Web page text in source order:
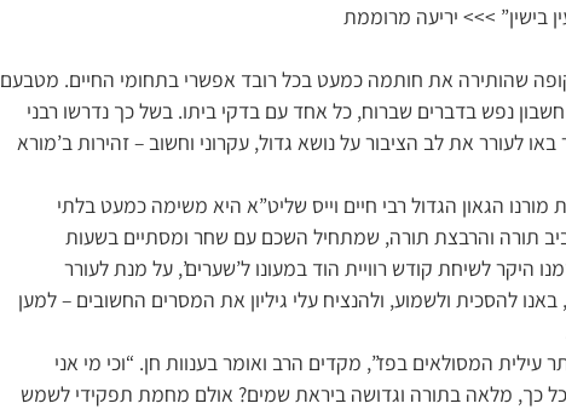
בישין” >>> יריעה מרוממת
שהותירה את חותמה כמעט בכל רובד אפשרי בתחומי החיים. מטבעם
נפש בדברים שברוח, כל אחד עם בדקי ביתו. בשל כך נדרשו רבני
לעורר את לב הציבור על נושא גדול, עקרוני וחשוב – זהירות ב’מורא
מורנו הגאון הגדול רבי חיים וייס שליט”א היא משימה כמעט בלתי
תורה והרבצת תורה, שמתחיל השכם עם שחר ומסתיים בשעות
לשיחת קודש רוויית הוד במעונו ל’שערים’, על מנת לעורר
באנו להסכית ולשמוע, ולהנציח עלי גיליון את המסרים החשובים – למען
המסולאים בפז”, מקדים הרב ואומר בענוות חן. “וכי מי אני
כל כך, מלאה בתורה וגדושה ביראת שמים? אולם מחמת תפקידי לשמש